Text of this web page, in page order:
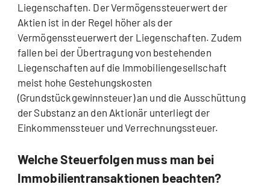
Liegenschaften. Der Vermögenssteuerwert der
Aktien ist in der Regel höher als der
Vermögenssteuerwert der Liegenschaften. Zudem
fallen bei der Übertragung von bestehenden
Liegenschaften auf die Immobiliengesellschaft
meist hohe Gestehungskosten
(Grundstückgewinnsteuer) an und die Ausschüttung
der Substanz an den Aktionär unterliegt der
Einkommenssteuer und Verrechnungssteuer.
Welche Steuerfolgen muss man bei
Immobilientransaktionen beachten?